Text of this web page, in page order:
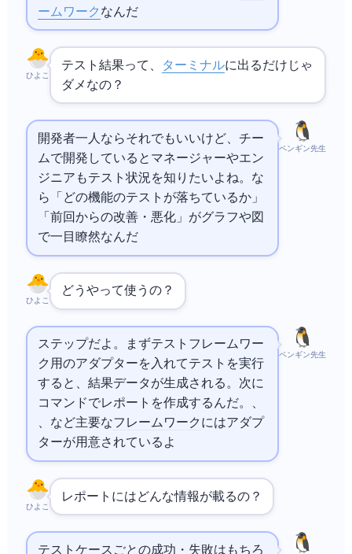
ームワーク なんだ
ひよこ
テスト結果って、 ターミナルに出るだけじゃ
ダメなの？
ペンギン先生
開発者一人ならそれでもいいけど、チー
ムで開発しているとマネージャーやQAエン
ジニアもテスト状況を知りたいよね。Allureな
ら「どの機能のテストが落ちているか」
「前回からの改善・悪化」がグラフや図
で一目瞭然なんだ
ひよこ
どうやって使うの？
ペンギン先生
2ステップだよ。まずテストフレームワー
ク用のAllureアダプターを入れてテストを実行
すると、結果データが生成される。次にallure generate
コマンドでレポートを作成するんだ。
、
、 など主要なフレームワーク にはアダプ
ターが用意されているよ
ひよこ
レポートにはどんな情報が載るの？
テストケース ごとの成功・失敗はもちろ